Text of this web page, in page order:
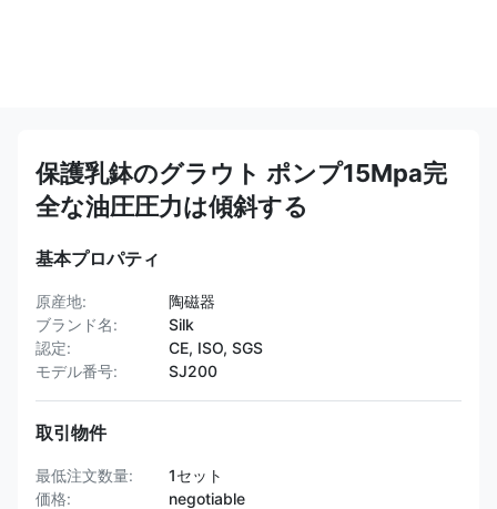
保護乳鉢のグラウト ポンプ15Mpa完
全な油圧圧力は傾斜する
基本プロパティ
原産地:
陶磁器
ブランド名:
Silk
認定:
CE, ISO, SGS
モデル番号:
SJ200
取引物件
最低注文数量:
1セット
価格:
negotiable